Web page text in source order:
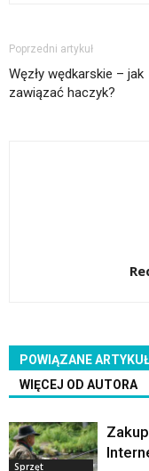
Poprzedni artykuł
Węzły wędkarskie – jak
zawiązać haczyk?
POWIĄZANE
WIĘCEJ OD AUTORA
Sprzęt